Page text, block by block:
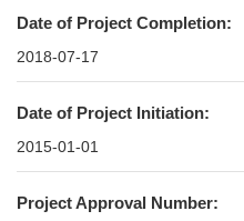
Date of Project Completion:
2018-07-17
Date of Project Initiation:
2015-01-01
Project Approval Number: